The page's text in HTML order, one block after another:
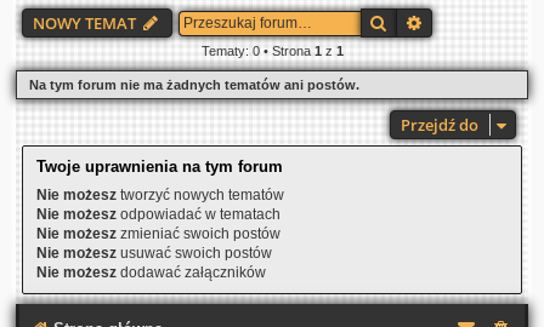
NOWY TEMAT Szukaj
Tematy: 0 • Strona 1z 1
Na tym forum nie ma żadnych tematów ani postów.
Przejdź do
Twoje uprawnienia na tym forum
Nie możesztworzyć nowych tematów
Nie możeszodpowiadać w tematach
Nie możeszzmieniać swoich postów
Nie możeszusuwać swoich postów
Nie możeszdodawać załączników